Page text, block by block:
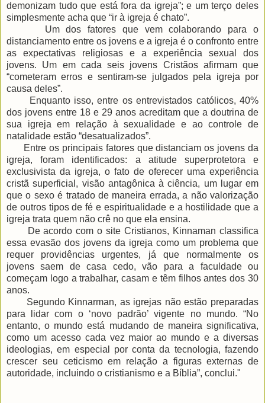
demonizam tudo que está fora da igreja”; e um terço deles
simplesmente acha que “ir à igreja é chato”.
Um dos fatores que vem colaborando para o
distanciamento entre os jovens e a igreja é o confronto entre
as expectativas religiosas e a experiência sexual dos
jovens. Um em cada seis jovens Cristãos afirmam que
“cometeram erros e sentiram-se julgados pela igreja por
causa deles”.
Enquanto isso, entre os entrevistados católicos, 40%
dos jovens entre 18 e 29 anos acreditam que a doutrina de
sua igreja em relação à sexualidade e ao controle de
natalidade estão “desatualizados”.
Entre os principais fatores que distanciam os jovens da
igreja, foram identificados: a atitude superprotetora e
exclusivista da igreja, o fato de oferecer uma experiência
cristã superficial, visão antagônica à ciência, um lugar em
que o sexo é tratado de maneira errada, a não valorização
de outros tipos de fé e espiritualidade e a hostilidade que a
igreja trata quem não crê no que ela ensina.
De acordo com o site Cristianos, Kinnaman classifica
essa evasão dos jovens da igreja como um problema que
requer providências urgentes, já que normalmente os
jovens saem de casa cedo, vão para a faculdade ou
começam logo a trabalhar, casam e têm filhos antes dos 30
anos.
Segundo Kinnarman, as igrejas não estão preparadas
para lidar com o ‘novo padrão’ vigente no mundo. “No
entanto, o mundo está mudando de maneira significativa,
como um acesso cada vez maior ao mundo e a diversas
ideologias, em especial por conta da tecnologia, fazendo
crescer seu ceticismo em relação a figuras externas de
autoridade, incluindo o cristianismo e a Bíblia”, conclui."